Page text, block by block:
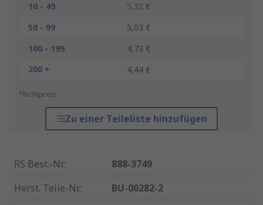
10 - 49
5,32 €
50 - 99
5,03 €
100 - 199
4,73 €
200 +
4,44 €
*Richtpreis
Zu einer Teileliste hinzufügen
RS Best.-Nr.:
888-3749
Herst. Teile-Nr.:
BU-00282-2